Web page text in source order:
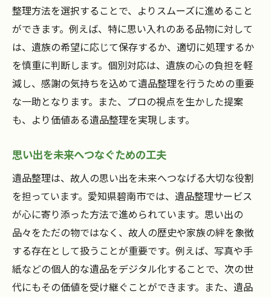
整理方法を選択することで、よりスムーズに進めること
ができます。例えば、特に思い入れのある品物に対して
は、遺族の希望に応じて保存するか、適切に処理するか
を慎重に判断します。個別対応は、遺族の心の負担を軽
減し、感謝の気持ちを込めて遺品整理を行うための重要
な一助となります。また、プロの視点を生かした提案
も、より価値ある遺品整理を実現します。
思い出を未来へつなぐための工夫
遺品整理は、故人の思い出を未来へつなげる大切な役割
を担っています。愛知県碧南市では、遺品整理サービス
が心に寄り添った方法で進められています。思い出の
品々をただの物ではなく、故人の歴史や家族の絆を象徴
する存在として扱うことが重要です。例えば、写真や手
紙などの個人的な遺品をデジタル化することで、次の世
代にもその価値を受け継ぐことができます。また、遺品